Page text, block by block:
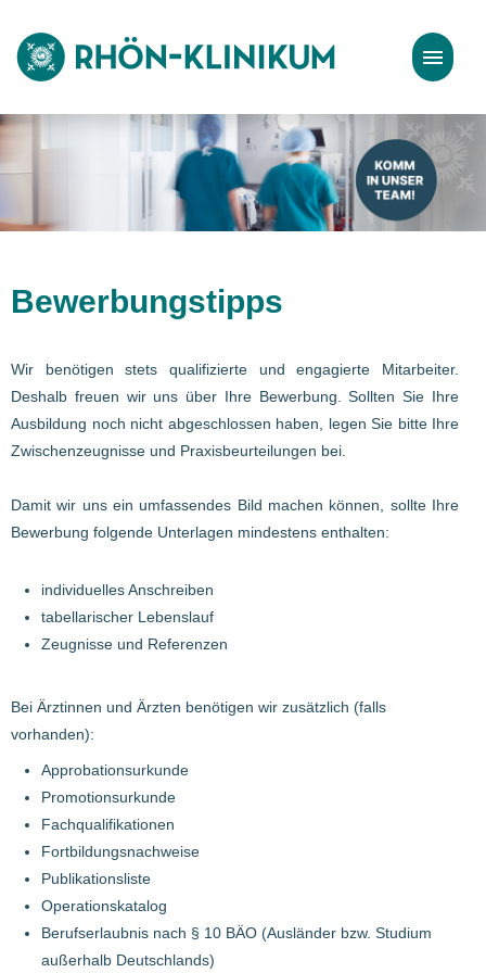
Stellenangebote
Bewerbungstipps
Bewerbungstipps
Wir benötigen stets qualifizierte und engagierte Mitarbeiter.
Deshalb freuen wir uns über Ihre Bewerbung. Sollten Sie Ihre
Ausbildung noch nicht abgeschlossen haben, legen Sie bitte Ihre
Zwischenzeugnisse und Praxisbeurteilungen bei.
Damit wir uns ein umfassendes Bild machen können, sollte Ihre
Bewerbung folgende Unterlagen mindestens enthalten:
individuelles Anschreiben
tabellarischer Lebenslauf
Zeugnisse und Referenzen
Bei Ärztinnen und Ärzten benötigen wir zusätzlich (falls
vorhanden):
Approbationsurkunde
Promotionsurkunde
Fachqualifikationen
Fortbildungsnachweise
Publikationsliste
Operationskatalog
Berufserlaubnis nach § 10 BÄO (Ausländer bzw. Studium
außerhalb Deutschlands)